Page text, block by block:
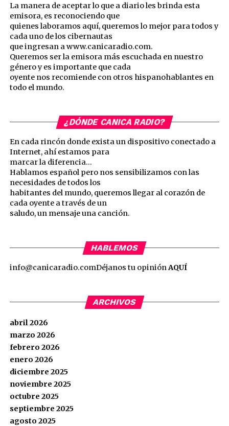
La manera de aceptar lo que a diario les brinda esta
emisora, es reconociendo que
quienes laboramos aquí, queremos lo mejor para todos y
cada uno de los cibernautas
que ingresan a www.canicaradio.com.
Queremos ser la emisora más escuchada en nuestro
género y es importante que cada
oyente nos recomiende con otros hispanohablantes en
todo el mundo.
¿DÓNDE CANICA RADIO?
En cada rincón donde exista un dispositivo conectado a
Internet, ahí estamos para
marcar la diferencia…
Hablamos español pero nos sensibilizamos con las
necesidades de todos los
habitantes del mundo, queremos llegar al corazón de
cada oyente a través de un
saludo, un mensaje una canción.
HABLEMOS
info@canicaradio.comDéjanos tu opinión AQUÍ
ARCHIVOS
abril 2026
marzo 2026
febrero 2026
enero 2026
diciembre 2025
noviembre 2025
octubre 2025
septiembre 2025
agosto 2025